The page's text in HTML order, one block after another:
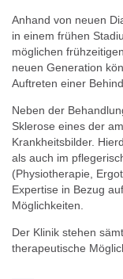
Anhand von neuen
in einem frühen
möglichen
neuen Generation
Auftreten einer
Neben der
Sklerose eines der
Krankheitsbilder.
als auch im
(Physiotherapie,
Expertise in Bezug
Möglichkeiten.
Der Klinik stehen
therapeutische